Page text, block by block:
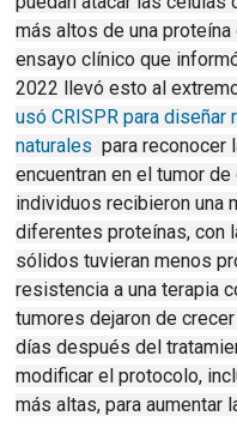
más altos de una
ensayo clínico que
2022 llevó esto al
usó CRISPR para
naturales para reconocer
encuentran en el tumor
individuos recibieron una
diferentes proteínas, con
sólidos tuvieran menos
resistencia a una terapia
tumores dejaron de
días después del
modificar el protocolo,
más altas, para aumentar